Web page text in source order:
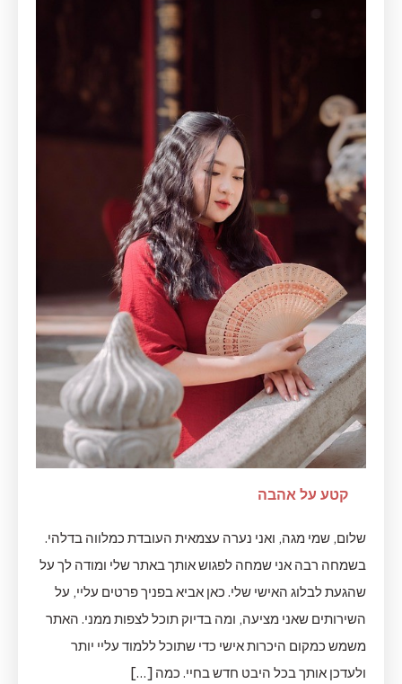
קטע על אהבה
שלום, שמי מגה, ואני נערה עצמאית העובדת כמלווה בדלהי.
בשמחה רבה אני שמחה לפגוש אותך באתר שלי ומודה לך על
שהגעת לבלוג האישי שלי. כאן אביא בפניך פרטים עליי, על
השירותים שאני מציעה, ומה בדיוק תוכל לצפות ממני. האתר
משמש כמקום היכרות אישי כדי שתוכל ללמוד עליי יותר
ולעדכן אותך בכל היבט חדש בחיי. כמה […]